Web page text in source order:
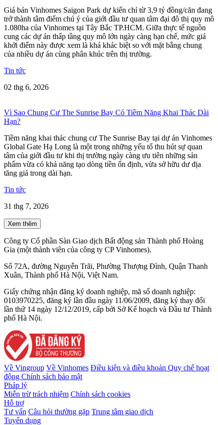
Giá bán Vinhomes Saigon Park dự kiến chỉ từ 3,9 tỷ đồng/căn đang
trở thành tâm điểm chú ý của giới đầu tư quan tâm đại đô thị quy mô
1.080ha của Vinhomes tại Tây Bắc TP.HCM. Giữa thực tế nguồn
cung các dự án thấp tầng quy mô lớn ngày càng hạn chế, mức giá
khởi điểm này được xem là khá khác biệt so với mặt bằng chung
của nhiều dự án cùng phân khúc trên thị trường.
Tin tức
02 thg 6, 2026
Vì Sao Chung Cư The Sunrise Bay Có Tiềm Năng Khai Thác Dài
Hạn?
Tiềm năng khai thác chung cư The Sunrise Bay tại dự án Vinhomes
Global Gate Hạ Long là một trong những yếu tố thu hút sự quan
tâm của giới đầu tư khi thị trường ngày càng ưu tiên những sản
phẩm vừa có khả năng tạo dòng tiền ổn định, vừa sở hữu dư địa
tăng giá trong dài hạn.
Tin tức
31 thg 7, 2026
Xem thêm
Công ty Cổ phần Sàn Giao dịch Bất động sản Thành phố Hoàng
Gia (một thành viên của công ty CP Vinhomes).
Số 72A, đường Nguyễn Trãi, Phường Thượng Đình, Quận Thanh
Xuân, Thành phố Hà Nội, Việt Nam.
Giấy chứng nhận đăng ký doanh nghiệp, mã số doanh nghiệp:
0103970225, đăng ký lần đầu ngày 11/06/2009, đăng ký thay đổi
lần thứ 14 ngày 12/12/2019, cấp bởi Sở Kế hoạch và Đầu tư Thành
phố Hà Nội.
Về Vingroup Về Vinhomes Điều kiện và điều khoản Quy chế hoạt
động Chính sách bảo mật
Pháp lý
Miễn trừ trách nhiệm Chính sách cookies
Hỗ trợ
Tư vấn Câu hỏi thường gặp Trung tâm giao dịch
Tuyển dụng